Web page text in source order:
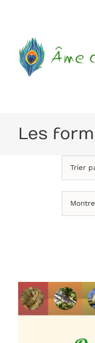
Les
Trier